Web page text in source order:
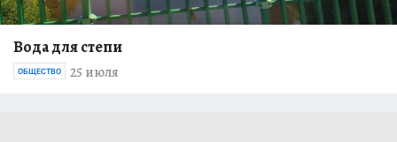
Вода для степи
25 июля
ОБЩЕСТВО